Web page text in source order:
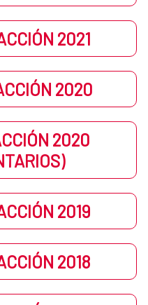
2021
2020
2020
2019
2018